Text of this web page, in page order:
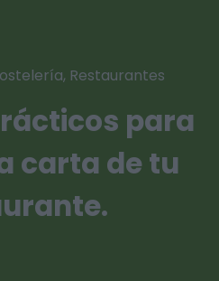
, Restaurantes
para
carta de tu